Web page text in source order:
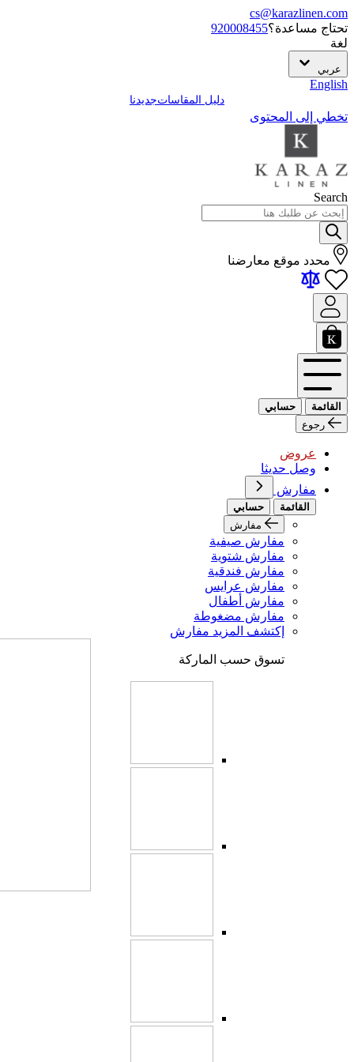
cs@karazlinen.com
تحتاج مساعدة؟920008455
لغة
عربي
English
دليل المقاساتجديدنا
تخطي إلى المحتوى
Search
محدد موقع معارضنا
القائمة
حسابي
رجوع
عروض
وصل حديثا
مفارش
القائمة
حسابي
مفارش
مفارش صيفية
مفارش شتوية
مفارش فندقية
مفارش عرايس
مفارش أطفال
مفارش مضغوطة
إكتشف المزيد مفارش
تسوق حسب الماركة